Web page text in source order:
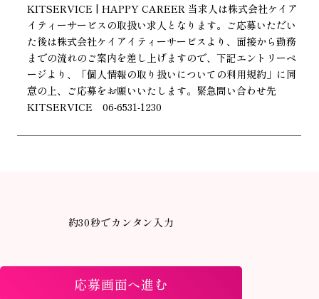
KITSERVICE | HAPPY CAREER 当求人は株式会社ケイア
イティーサービスの取扱い求人となります。ご応募いただい
た後は株式会社ケイアイティーサービスより、面接から勤務
までの流れのご案内を差し上げますので、下記エントリーペ
ージより、「個人情報の取り扱いについての利用規約」に同
意の上、ご応募をお願いいたします。緊急問い合わせ先
KITSERVICE 06-6531-1230
約30秒でカンタン入力
応募画面へ進む